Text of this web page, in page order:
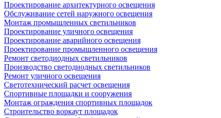
Проектирование архитектурного освещения
Обслуживание сетей наружного освещения
Монтаж промышленных светильников
Проектирование уличного освещения
Проектирование аварийного освещения
Проектирование промышленного освещения
Ремонт светодиодных светильников
Производство светодиодных светильников
Ремонт уличного освещения
Светотехнический расчет освещения
Спортивные площадки и сооружения
Монтаж ограждения спортивных площадок
Строительство воркаут площадок